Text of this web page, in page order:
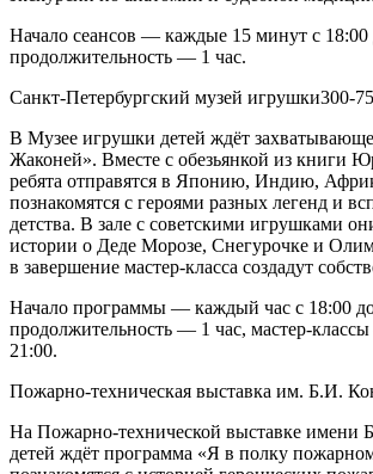
Начало сеансов — каждые 15 минут с 18:00
продолжительность — 1 час.
Санкт-Петербургский музей игрушки300-
В Музее игрушки детей ждёт
Жаконей». Вместе с обезьянкой из книги
ребята отправятся в Японию, Индию,
познакомятся с героями разных легенд и
детства. В зале с советскими игрушками
истории о Деде Морозе, Снегурочке и
в завершение мастер-класса создадут
Начало программы — каждый час с 18:00
продолжительность — 1 час, мастер-
21:00.
Пожарно-техническая выставка им. Б.И.
На Пожарно-технической выставке имени
детей ждёт программа «Я в полку